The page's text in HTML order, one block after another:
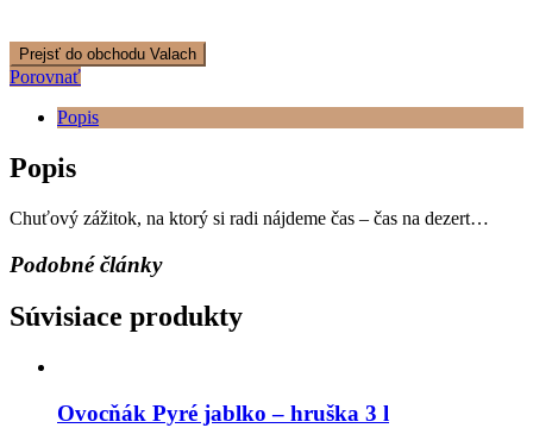
Prejsť do obchodu Valach
Porovnať
Popis
Popis
Chuťový zážitok, na ktorý si radi nájdeme čas – čas na dezert…
Podobné články
Súvisiace produkty
Ovocňák Pyré jablko – hruška 3 l